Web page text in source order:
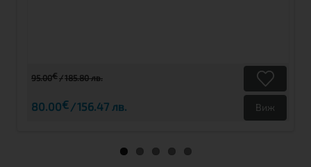
95.00€ 185.80 лв.
80.00€ 156.47 лв. Виж